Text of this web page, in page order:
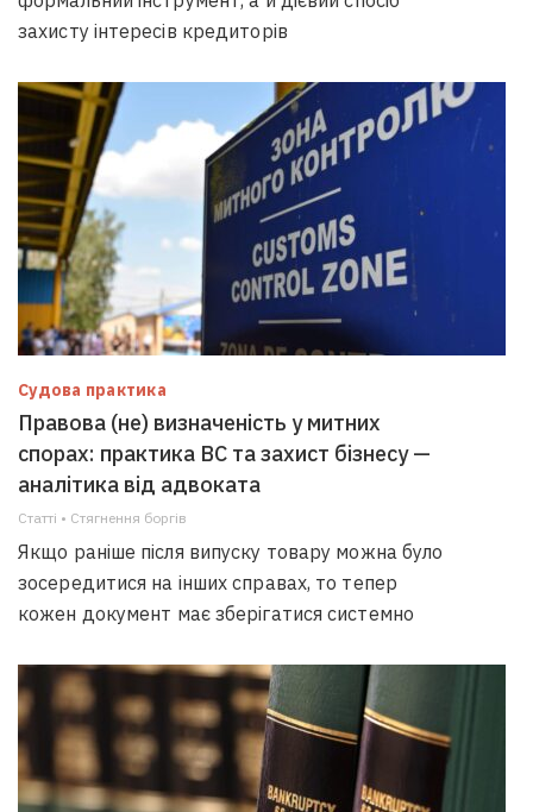
захисту інтересів кредиторів
Судова практика
Правова (не) визначеність у митних
спорах: практика ВС та захист бізнесу —
аналітика від адвоката
Статті • Стягнення боргiв
Якщо раніше після випуску товару можна було
зосередитися на інших справах, то тепер
кожен документ має зберігатися системно